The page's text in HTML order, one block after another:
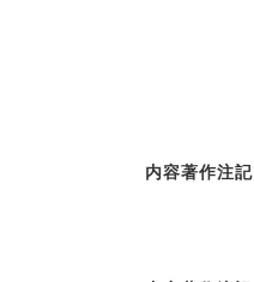
内容著作注記